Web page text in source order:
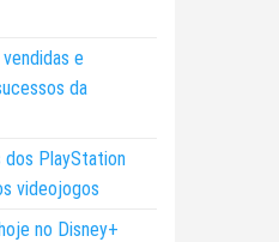
e
da
dos PlayStation
videojogos
no Disney+